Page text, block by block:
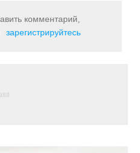
комментарий,
зарегистрируйтесь